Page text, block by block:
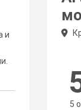
и
5